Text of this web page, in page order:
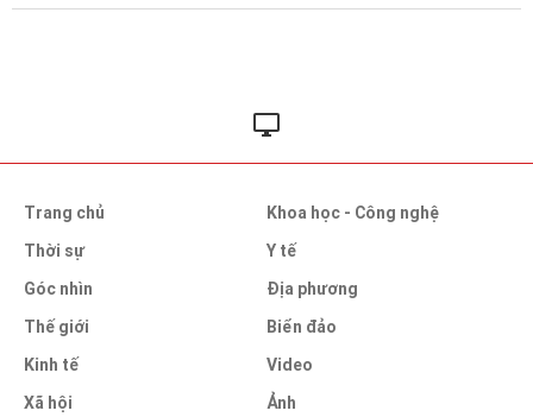
Trang chủ
Thời sự
Góc nhìn
Thế giới
Kinh tế
Xã hội
Khoa học - Công nghệ
Y tế
Địa phương
Biển đảo
Video
Ảnh